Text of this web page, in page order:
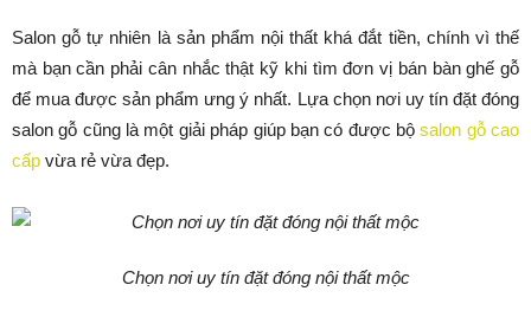
Salon gỗ tự nhiên là sản phẩm nội thất khá đắt tiền, chính vì thế
mà bạn cần phải cân nhắc thật kỹ khi tìm đơn vị bán bàn ghế gỗ
để mua được sản phẩm ưng ý nhất. Lựa chọn nơi uy tín đặt đóng
salon gỗ cũng là một giải pháp giúp bạn có được bộsalon gỗ cao
cấp vừa rẻ vừa đẹp.
Chọn nơi uy tín đặt đóng nội thất mộc